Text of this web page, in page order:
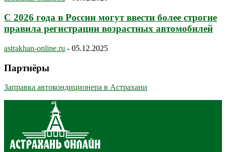
С 2026 года в России могут ввести более строгие
правила регистрации возрастных автомобилей
astrakhan-online.ru - 05.12.2025
Партнёры
Заправка автокондиционера в Астрахани